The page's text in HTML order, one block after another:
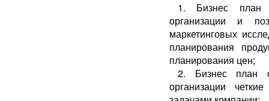
1. Бизнес план
организации и
маркетинговых
планирования
планирования цен;
2. Бизнес план
организации